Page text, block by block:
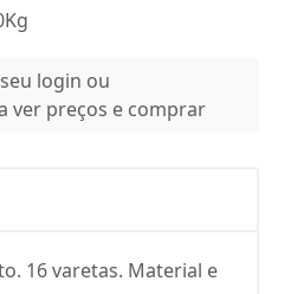
login ou
ver preços e comprar
16 varetas. Material e